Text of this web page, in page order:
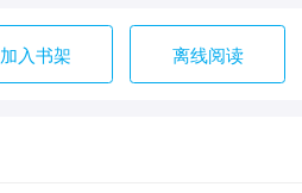
加入书架 离线阅读